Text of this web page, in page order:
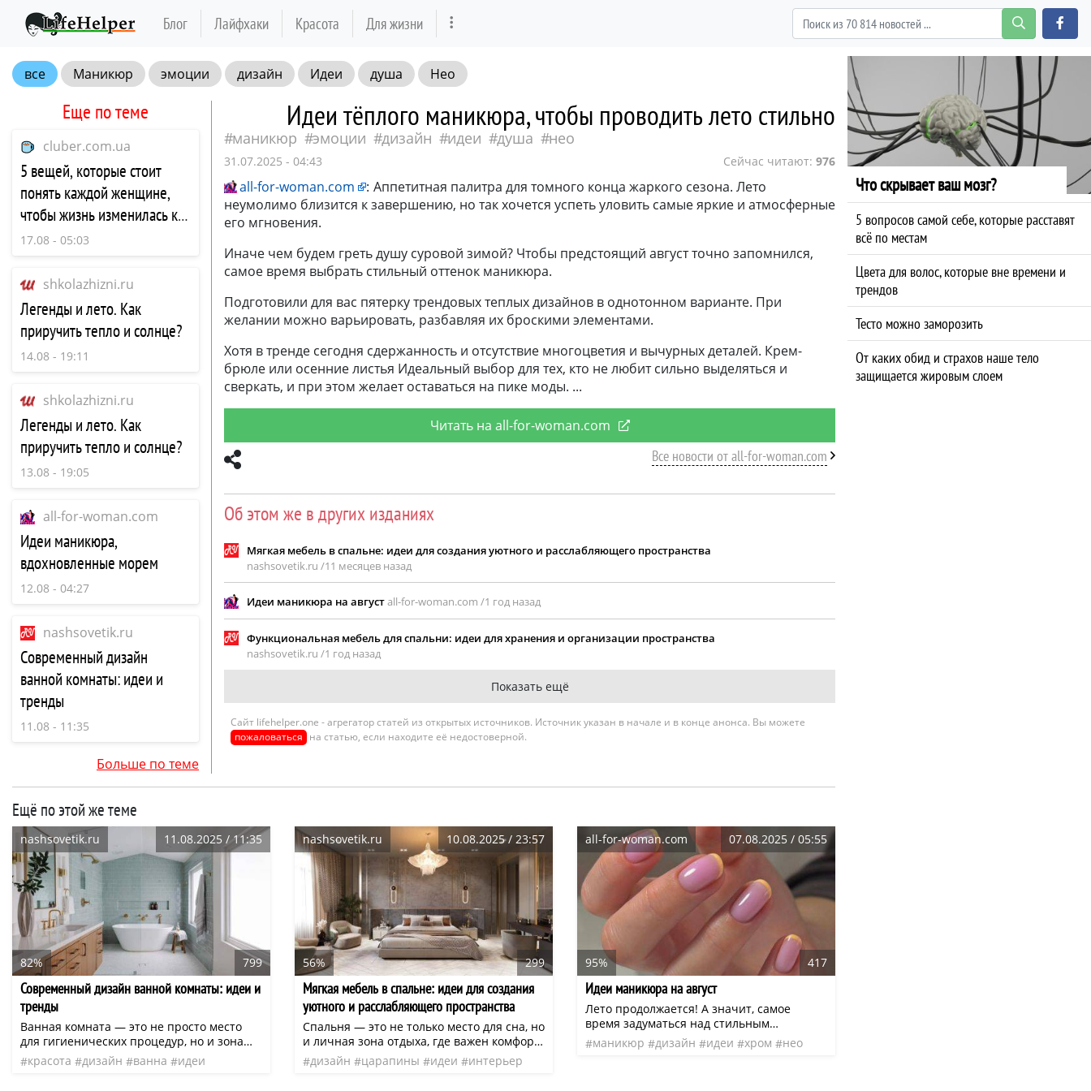
Блог Лайфхаки Красота Для жизни
все Маникюр эмоции дизайн Идеи душа Нео
Еще по теме
cluber.com.ua
5 вещей, которые стоит
понять каждой женщине,
чтобы жизнь изменилась к
лучшему
17.08 - 05:03
shkolazhizni.ru
Легенды и лето. Как
приручить тепло и солнце?
14.08 - 19:11
shkolazhizni.ru
Легенды и лето. Как
приручить тепло и солнце?
13.08 - 19:05
all-for-woman.com
Идеи маникюра,
вдохновленные морем
12.08 - 04:27
nashsovetik.ru
Современный дизайн
ванной комнаты: идеи и
тренды
11.08 - 11:35
Больше по теме
Идеи тёплого маникюра, чтобы проводить лето стильно
маникюр эмоции дизайн идеи душа нео
31.07.2025 - 04:43 Сейчас читают: 976
all-for-woman.com : Аппетитная палитра для томного конца жаркого сезона. Лето
неумолимо близится к завершению, но так хочется успеть уловить самые яркие и атмосферные
его мгновения.
Иначе чем будем греть душу суровой зимой? Чтобы предстоящий август точно запомнился,
самое время выбрать стильный оттенок маникюра.
Подготовили для вас пятерку трендовых теплых дизайнов в однотонном варианте. При
желании можно варьировать, разбавляя их броскими элементами.
Хотя в тренде сегодня сдержанность и отсутствие многоцветия и вычурных деталей. Крем-
брюле или осенние листья Идеальный выбор для тех, кто не любит сильно выделяться и
сверкать, и при этом желает оставаться на пике моды.
Читать на all-for-woman.com
Все новости от all-for-woman.com
Об этом же в других изданиях
Мягкая мебель в спальне: идеи для создания уютного и расслабляющего пространства
nashsovetik.ru /11 месяцев назад
Идеи маникюра на августall-for-woman.com /1 год назад
Функциональная мебель для спальни: идеи для хранения и организации пространства
nashsovetik.ru /1 год назад
Показать ещё
Сайт lifehelper.one - агрегатор статей из открытых источников. Источник указан в начале и в конце анонса. Вы можете
пожаловаться на статью, если находите её недостоверной.
Ещё по этой же теме
nashsovetik.ru 11.08.2025 / 11:35
82% 799
Современный дизайн ванной комнаты: идеи и
тренды
Ванная комната — это не просто место
для гигиенических процедур, но и зона
уюта, релаксации и красоты.
Современный дизайн помогает соединить
красота дизайн ванна
идеи
nashsovetik.ru 10.08.2025 / 23:57
56% 299
Мягкая мебель в спальне: идеи для создания
уютного и расслабляющего пространства
Спальня — это не только место для сна, но
и личная зона отдыха, где важен комфорт
и гармоничная атмосфера. Мягкая мебель
здесь играет ключевую роль, помогая
дизайн царапины идеи
интерьер
all-for-woman.com 07.08.2025 / 05:55
95% 417
Идеи маникюра на август
Лето продолжается! А значит, самое
время задуматься над стильным
маникюром на август. Каким он будет:
нежным или ярким? Мы собрали
маникюр дизайн идеи хром нео
Что скрывает ваш мозг?
5 вопросов самой себе, которые расставят
всё по местам
Цвета для волос, которые вне времени и
трендов
Тесто можно заморозить
От каких обид и страхов наше тело
защищается жировым слоем